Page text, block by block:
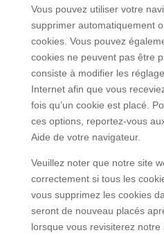
Vous pouvez utiliser votre
supprimer automatiquement
cookies. Vous pouvez
cookies ne peuvent pas être
consiste à modifier les
Internet afin que vous
fois qu’un cookie est placé.
ces options, reportez-vous
Aide de votre navigateur.
Veuillez noter que notre site
correctement si tous les
vous supprimez les cookies
seront de nouveau placés
lorsque vous revisiterez notre